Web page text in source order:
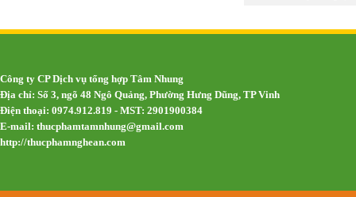
Công ty CP Dịch vụ tổng hợp Tâm Nhung
Địa chỉ: Số 3, ngõ 48 Ngô Quảng, Phường Hưng Dũng, TP Vinh
Điện thoại: 0974.912.819 - MST: 2901900384
E-mail: thucphamtamnhung@gmail.com
http://thucphamnghean.com